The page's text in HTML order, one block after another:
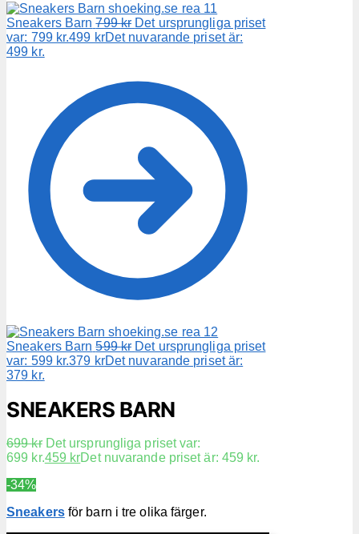
Sneakers Barn 799kr Det ursprungliga priset
var: 799 kr.499 krDet nuvarande priset är:
499 kr.
Sneakers Barn 599kr Det ursprungliga priset
var: 599 kr.379 krDet nuvarande priset är:
379 kr.
SNEAKERS BARN
699kr Det ursprungliga priset var:
699 kr.459 krDet nuvarande priset är: 459 kr.
-34%
Sneakersför barn i tre olika färger.